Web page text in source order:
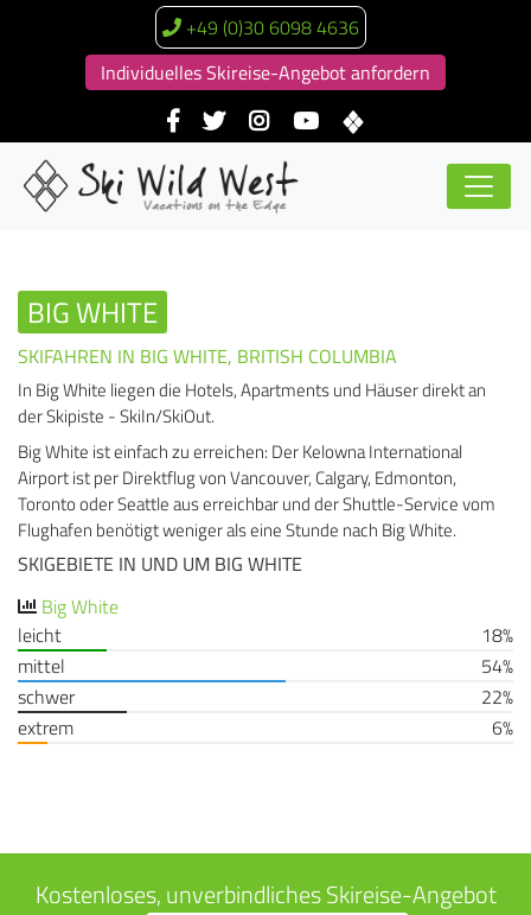
+49 (0)30 6098 4636
Individuelles Skireise-Angebot anfordern
BIG WHITE
SKIFAHREN IN BIG WHITE, BRITISH COLUMBIA
In Big White liegen die Hotels, Apartments und Häuser direkt an
der Skipiste - SkiIn/SkiOut.
Big White ist einfach zu erreichen: Der Kelowna International
Airport ist per Direktflug von Vancouver, Calgary, Edmonton,
Toronto oder Seattle aus erreichbar und der Shuttle-Service vom
Flughafen benötigt weniger als eine Stunde nach Big White.
SKIGEBIETE IN UND UM BIG WHITE
Big White
leicht
18%
mittel
54%
schwer
22%
extrem
6%
Kostenloses, unverbindliches Skireise-Angebot